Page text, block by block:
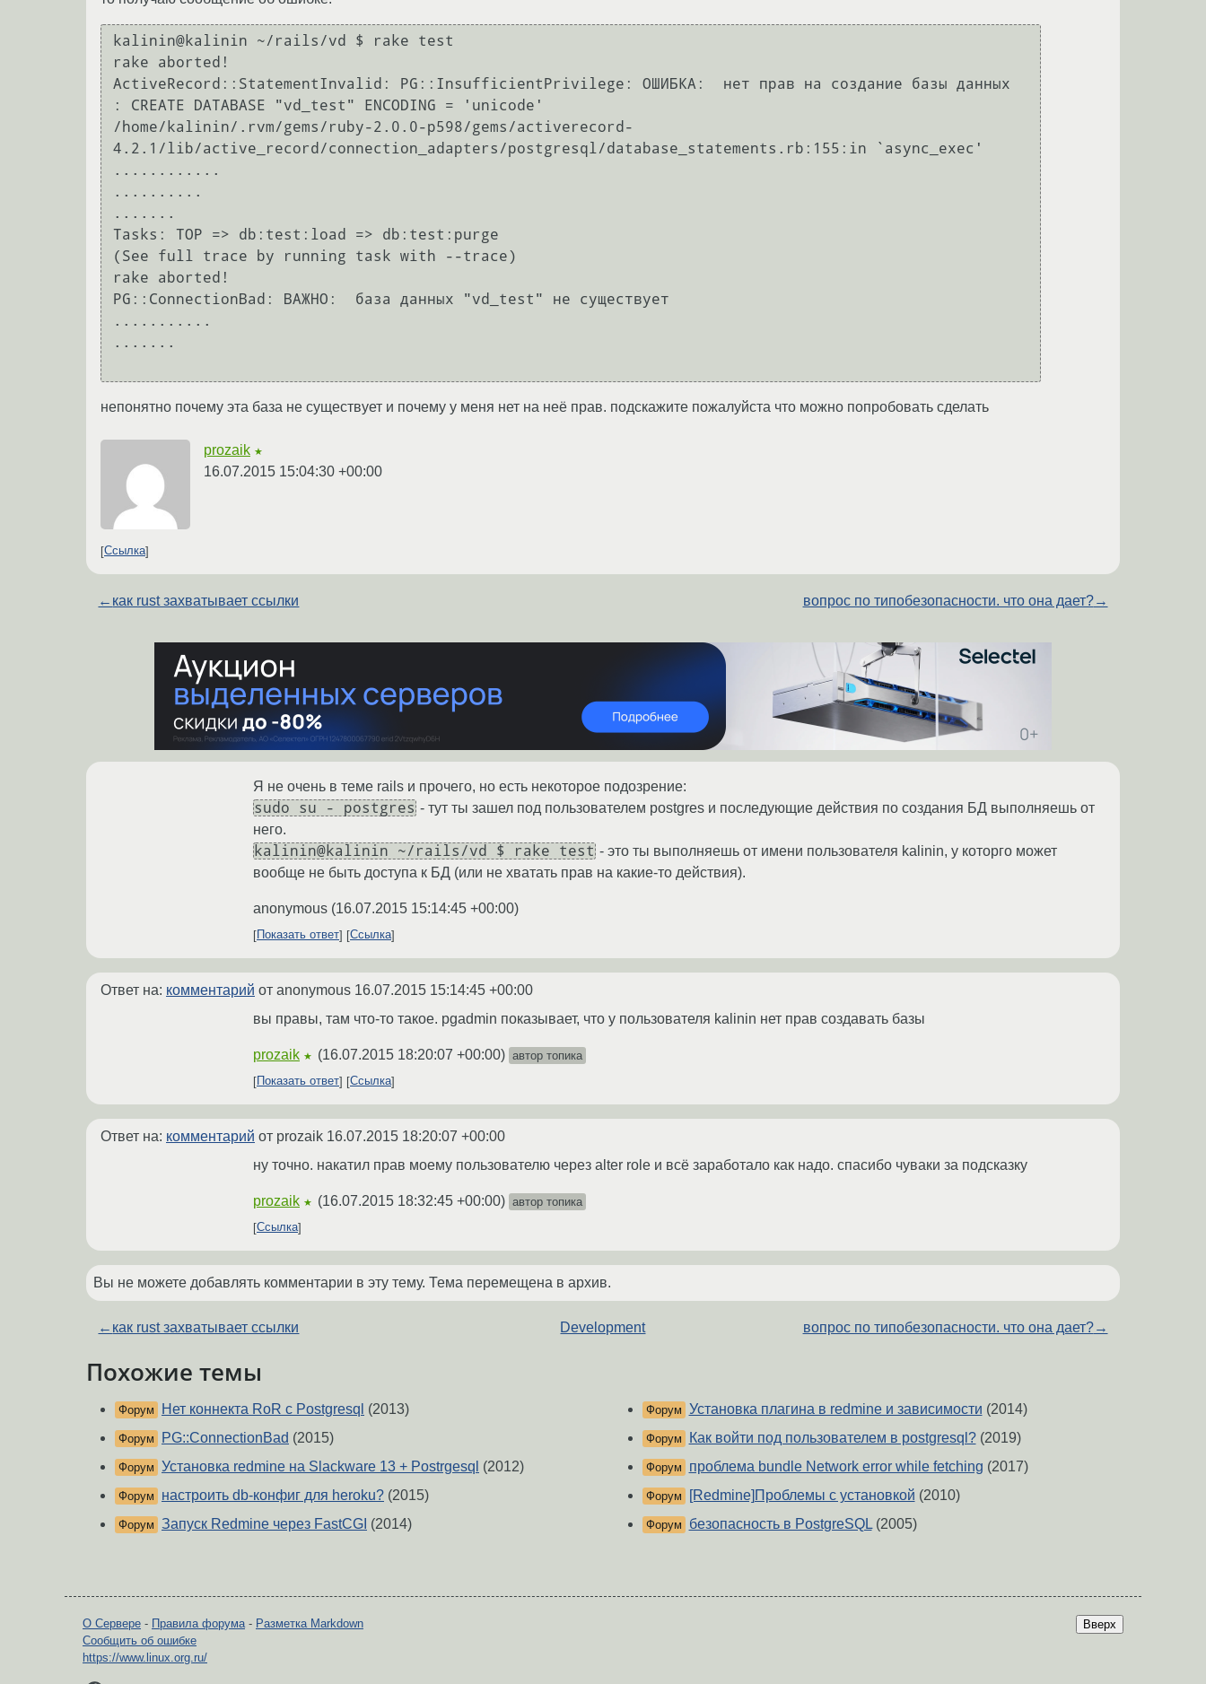
kalinin@kalinin ~/rails/vd $ rake test
rake aborted!
ActiveRecord::StatementInvalid: PG::InsufficientPrivilege: ОШИБКА:  нет прав на создание базы данных
: CREATE DATABASE "vd_test" ENCODING = 'unicode'
/home/kalinin/.rvm/gems/ruby-2.0.0-p598/gems/activerecord-
4.2.1/lib/active_record/connection_adapters/postgresql/database_statements.rb:155:in `async_exec'
............
..........
.......
Tasks: TOP => db:test:load => db:test:purge
(See full trace by running task with --trace)
rake aborted!
PG::ConnectionBad: ВАЖНО:  база данных "vd_test" не существует
...........
.......
непонятно почему эта база не существует и почему у меня нет на неё прав. подскажите пожалуйста что можно попробовать сделать
prozaik ★
16.07.2015 15:04:30 +00:00
Ссылка
← как rust захватывает ссылки вопрос по типобезопасности. что она дает?→
Я не очень в теме rails и прочего, но есть некоторое подозрение:
sudo su - postgres - тут ты зашел под пользователем postgres и последующие действия по создания БД выполняешь от
него.
kalinin@kalinin ~/rails/vd $ rake test - это ты выполняешь от имени пользователя kalinin, у которго может
вообще не быть доступа к БД (или не хватать прав на какие-то действия).
anonymous (16.07.2015 15:14:45 +00:00)
Показать ответ Ссылка
Ответ на: комментарий от anonymous 16.07.2015 15:14:45 +00:00
вы правы, там что-то такое. pgadmin показывает, что у пользователя kalinin нет прав создавать базы
prozaik ★ (16.07.2015 18:20:07 +00:00) автор топика
Показать ответ
Ссылка
Ответ на: комментарий от prozaik 16.07.2015 18:20:07 +00:00
ну точно. накатил прав моему пользователю через alter role и всё заработало как надо. спасибо чуваки за подсказку
prozaik ★ (16.07.2015 18:32:45 +00:00) автор топика
Ссылка
Вы не можете добавлять комментарии в эту тему. Тема перемещена в архив.
← как rust захватывает ссылки Development вопрос по типобезопасности. что она дает?→
Похожие темы
Форум Нет коннекта RoR с Postgresql (2013)
Форум PG::ConnectionBad (2015)
Форум Установка redmine на Slackware 13 + Postrgesql (2012)
Форум настроить db-конфиг для heroku? (2015)
Форум Запуск Redmine через FastCGI (2014)
Форум Установка плагина в redmine и зависимости (2014)
Форум Как войти под пользователем в postgresql?(2019)
Форум проблема bundle Network error while fetching (2017)
Форум [Redmine]Проблемы с установкой (2010)
Форум безопасность в PostgreSQL(2005)
Вверх
О Сервере - Правила форума- Разметка Markdown
Сообщить об ошибке
https://www.linux.org.ru/